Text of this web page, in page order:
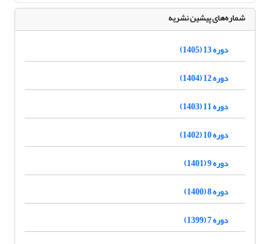
شماره‌های پیشین نشریه
دوره 13 (1405)
دوره 12 (1404)
دوره 11 (1403)
دوره 10 (1402)
دوره 9 (1401)
دوره 8 (1400)
دوره 7 (1399)